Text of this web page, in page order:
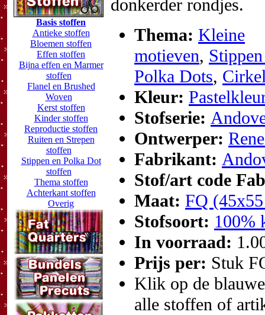
Basis stoffen
Antieke stoffen
Bloemen stoffen
Effen stoffen
Bijna effen en Marmer
stoffen
Flanel en Brushed
Woven
Kerst stoffen
Kinder stoffen
Reproductie stoffen
Ruiten en Strepen
stoffen
Stippen en Polka Dot
stoffen
Thema stoffen
Achterkant stoffen
Overig
donkerder rondjes.
Thema: Kleine
motieven,
Polka Dots,
Kleur:
Stofserie:
Ontwerper:
Fabrikant:
Stof/art code
Maat: FQ
Stofsoort: 100%
In voorraad:
Prijs per: Stuk
Klik op de
alle stoffen of